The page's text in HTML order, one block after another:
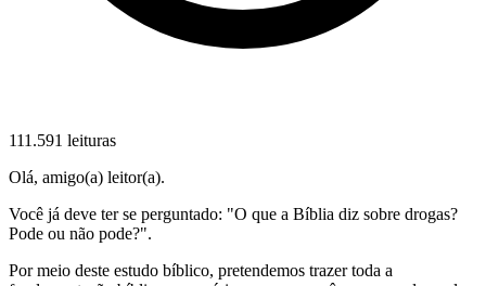
111.591 leituras
Olá, amigo(a) leitor(a).
Você já deve ter se perguntado: "O que a Bíblia diz sobre drogas?
Pode ou não pode?".
Por meio deste estudo bíblico, pretendemos trazer toda a